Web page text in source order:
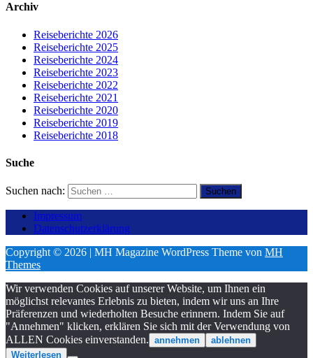
Archiv
Reiseberichte 2026
Reiseberichte 2025
Reiseberichte 2024
Reiseberichte 2023
Reiseberichte 2022
Reiseberichte 2021
Reiseberichte 2020
Reiseberichte 2019
Reiseberichte 2018
Suche
Suchen nach:
Impressum
Datenschutzerklärung
Copyright © 2026 | MH Magazine WordPress Theme von MH
Themes
Wir verwenden Cookies auf unserer Website, um Ihnen ein
möglichst relevantes Erlebnis zu bieten, indem wir uns an Ihre
Präferenzen und wiederholten Besuche erinnern. Indem Sie auf
"Annehmen" klicken, erklären Sie sich mit der Verwendung von
ALLEN Cookies einverstanden. annehmen
ablehnen
Weiterlesen